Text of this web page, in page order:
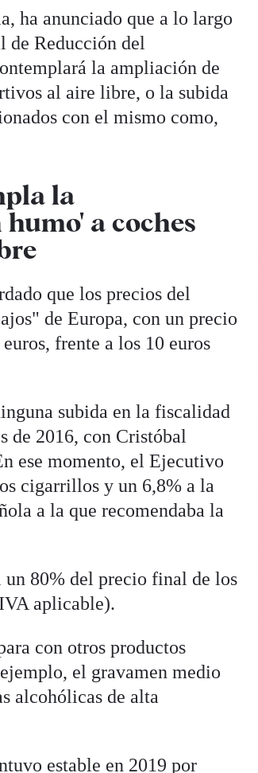
ha anunciado que a lo largo
de Reducción del
la ampliación de
al aire libre, o la subida
con el mismo como,
la
a coches
que los precios del
de Europa, con un precio
frente a los 10 euros
subida en la fiscalidad
de 2016, con Cristóbal
ese momento, el Ejecutivo
cigarrillos y un 6,8% a la
a la que recomendaba la
un 80% del precio final de los
aplicable).
con otros productos
el gravamen medio
alcohólicas de alta
estable en 2019 por